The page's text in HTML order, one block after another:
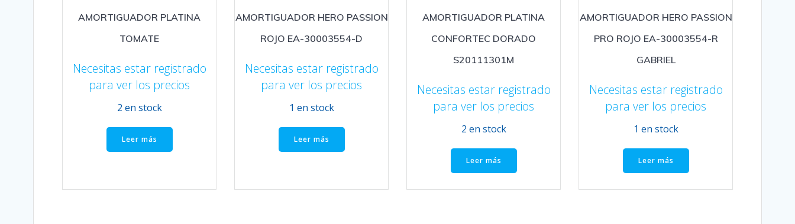
AMORTIGUADOR PLATINA
TOMATE
Necesitas estar registrado
para ver los precios
2 en stock
Leer más
AMORTIGUADOR HERO PASSION
ROJO EA-30003554-D
Necesitas estar registrado
para ver los precios
1 en stock
Leer más
AMORTIGUADOR PLATINA
CONFORTEC DORADO
S20111301M
Necesitas estar registrado
para ver los precios
2 en stock
Leer más
AMORTIGUADOR HERO PASSION
PRO ROJO EA-30003554-R
GABRIEL
Necesitas estar registrado
para ver los precios
1 en stock
Leer más